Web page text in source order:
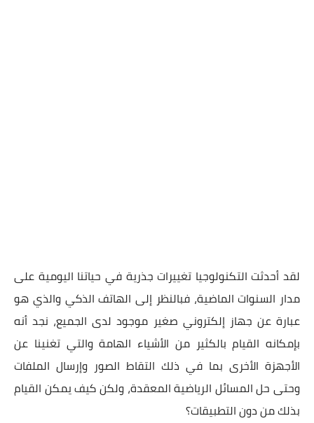
لقد أحدثت التكنولوجيا تغييرات جذرية في حياتنا اليومية على
مدار السنوات الماضية، فبالنظر إلى الهاتف الذكي والذي هو
عبارة عن جهاز إلكتروني صغير موجود لدى الجميع، نجد أنه
بإمكانه القيام بالكثير من الأشياء الهامة والتي تغنينا عن
الأجهزة الأخرى بما في ذلك التقاط الصور وإرسال الملفات
وحتى حل المسائل الرياضية المعقدة، ولكن كيف يمكن القيام
بذلك من دون التطبيقات؟